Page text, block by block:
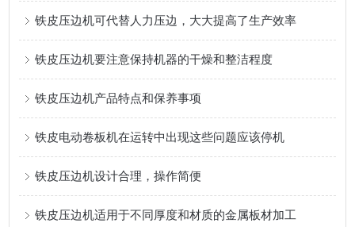
铁皮压边机可代替人力压边，大大提高了生产效率
铁皮压边机要注意保持机器的干燥和整洁程度
铁皮压边机产品特点和保养事项
铁皮电动卷板机在运转中出现这些问题应该停机
铁皮压边机设计合理，操作简便
铁皮压边机适用于不同厚度和材质的金属板材加工